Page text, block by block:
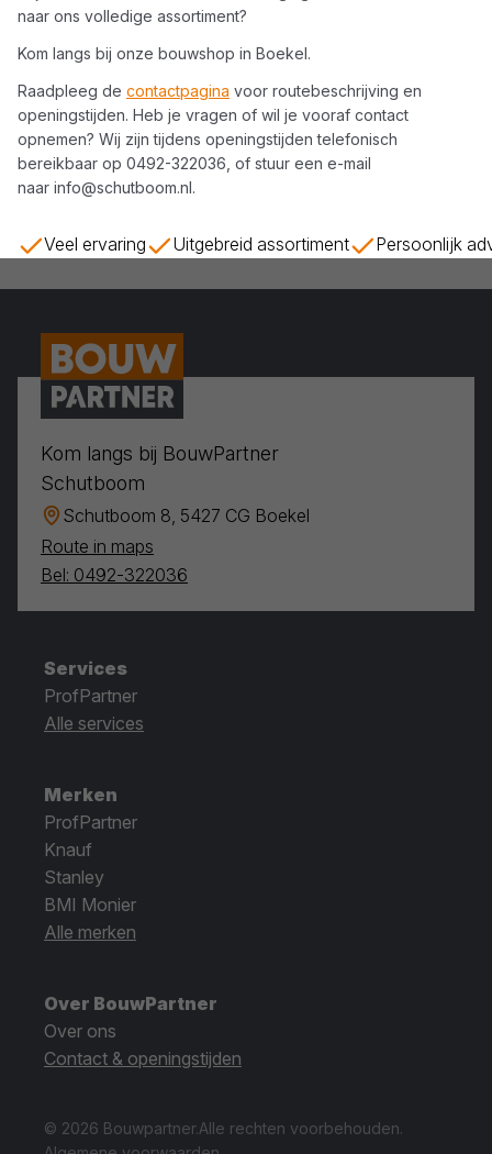
naar ons volledige assortiment?
Kom langs bij onze bouwshop in Boekel.
Raadpleeg de contactpagina voor routebeschrijving en
openingstijden. Heb je vragen of wil je vooraf contact
opnemen? Wij zijn tijdens openingstijden telefonisch
bereikbaar op 0492-322036 , of stuur een e-mail
naar info@schutboom.nl.
Veel ervaring Uitgebreid assortiment Persoonlijk
Kom langs bij BouwPartner
Schutboom
Schutboom 8, 5427 CG Boekel
Route in maps
Bel: 0492-322036
Services
ProfPartner
Alle services
Merken
ProfPartner
Knauf
Stanley
BMI Monier
Alle merken
Over BouwPartner
Over ons
Contact & openingstijden
© 2026 Bouwpartner.Alle rechten voorbehouden.